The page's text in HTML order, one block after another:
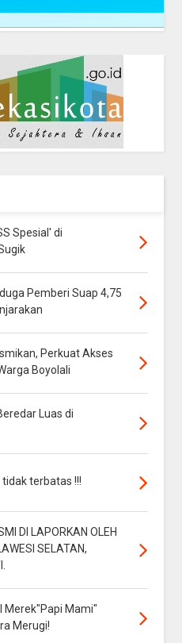
Spesial' di
Pemberi Suap 4,75
Perkuat Akses
Boyolali
Luas di
terbatas !!!
DI LAPORKAN OLEH
SELATAN,
Merek"Papi Mami"
Merugi!